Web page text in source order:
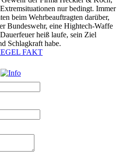
nur bedingt. Immer
beim Wehrbeauftragten darüber,
Bundeswehr, eine Hightech-Waffe
heiß laufe, sein Ziel
Schlagkraft habe.
FAKT